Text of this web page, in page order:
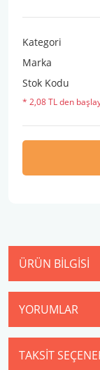
Kategori
Marka
Stok Kodu
* 2,08 TL den
ÜRÜN BILGISI
YORUMLAR
TAKSIT